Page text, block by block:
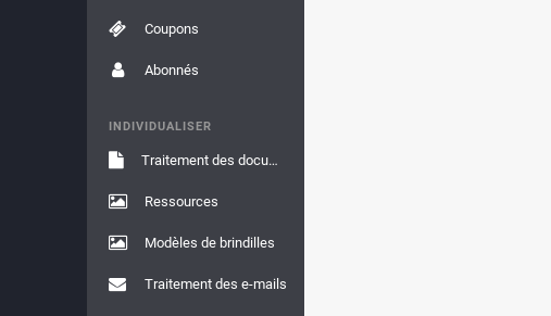
Coupons
Abonnés
INDIVIDUALISER
Traitement des documents
Ressources
Modèles de brindilles
Traitement des e-mails